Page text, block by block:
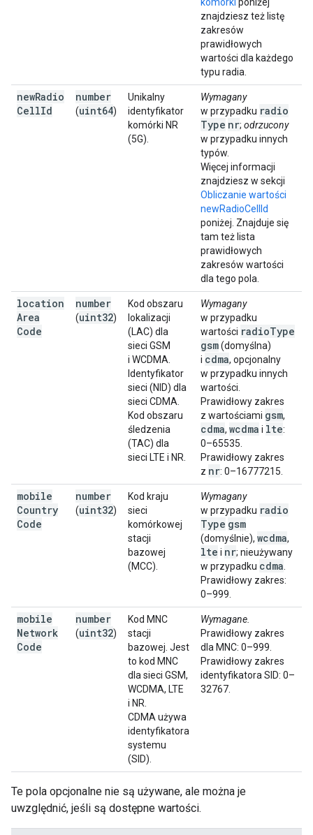
znajdziesz też listę
zakresów
prawidłowych
wartości dla każdego
typu radia.
newRadio
CellId
number
(uint64)
Unikalny
identyfikator
komórki NR
(5G).
Wymagany
w przypadku radio
Type nr; odrzucony
w przypadku innych
typów.
Więcej informacji
znajdziesz w sekcji
Obliczanie wartości
newRadioCellId
poniżej. Znajduje się
tam też lista
prawidłowych
zakresów wartości
dla tego pola.
location
Area
Code
number
(uint32)
Kod obszaru
lokalizacji
(LAC) dla
sieci GSM
i WCDMA.
Identyfikator
sieci (NID) dla
sieci CDMA.
Kod obszaru
śledzenia
(TAC) dla
sieci LTE i NR.
Wymagany
w przypadku
wartości radioType
gsm(domyślna)
i cdma, opcjonalny
w przypadku innych
wartości.
Prawidłowy zakres
z wartościami gsm,
cdma, wcdma i lte:
0–65535.
Prawidłowy zakres
z nr: 0–16777215.
mobile
Country
Code
number
(uint32)
Kod kraju
sieci
komórkowej
stacji
bazowej
(MCC).
Wymagany
w przypadku radio
Type gsm
(domyślnie), wcdma,
lte i nr; nieużywany
w przypadku cdma
Prawidłowy zakres:
0–999.
mobile
Network
Code
number
(uint32)
Kod MNC
stacji
bazowej. Jest
to kod MNC
dla sieci GSM,
WCDMA, LTE
i NR.
CDMA używa
identyfikatora
systemu
(SID).
Wymagane.
Prawidłowy zakres
dla MNC: 0–999.
Prawidłowy zakres
identyfikatora SID: 0–
32767.
Te pola opcjonalne nie są używane, ale można je
uwzględnić, jeśli są dostępne wartości.